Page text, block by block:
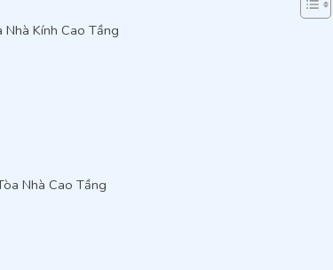
Kính Cao Tầng
Nhà Cao Tầng